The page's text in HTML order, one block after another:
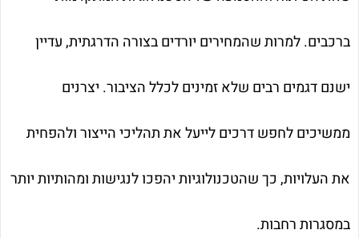
ברכבים. למרות שהמחירים יורדים בצורה הדרגתית, עדיין
ישנם דגמים רבים שלא זמינים לכלל הציבור. יצרנים
ממשיכים לחפש דרכים לייעל את תהליכי הייצור ולהפחית
את העלויות, כך שהטכנולוגיות יהפכו לנגישות ומהותיות יותר
במסגרות רחבות.